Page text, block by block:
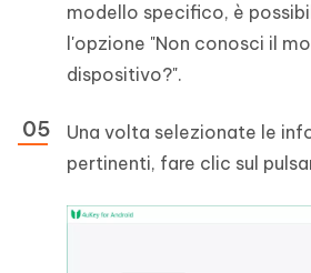
modello specifico, è
l'opzione "Non conosci il
dispositivo?".
Una volta selezionate le
pertinenti, fare clic sul